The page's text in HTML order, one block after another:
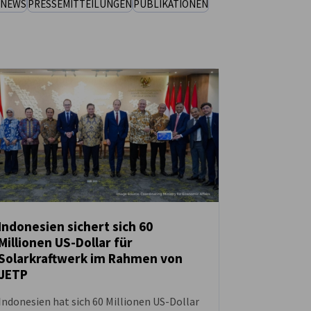
PRESSEMITTEILUNGENPUBLIKATIONEN
NEUIGKEITEN
sichert sich 60
US-Dollar für
im Rahmen von
hat sich 60 Millionen US-Dollar